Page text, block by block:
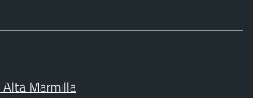
Alta Marmilla